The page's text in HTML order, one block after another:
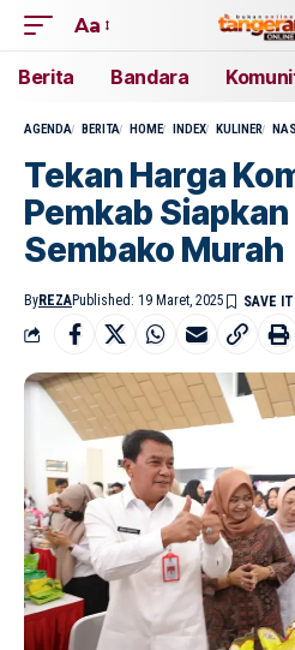
Aa
Berita Bandara
AGENDA BERITA HOME INDEX KULINER
Tekan Harga
Pemkab
Sembako Murah
ByREZAPublished: 19 Maret, 2025